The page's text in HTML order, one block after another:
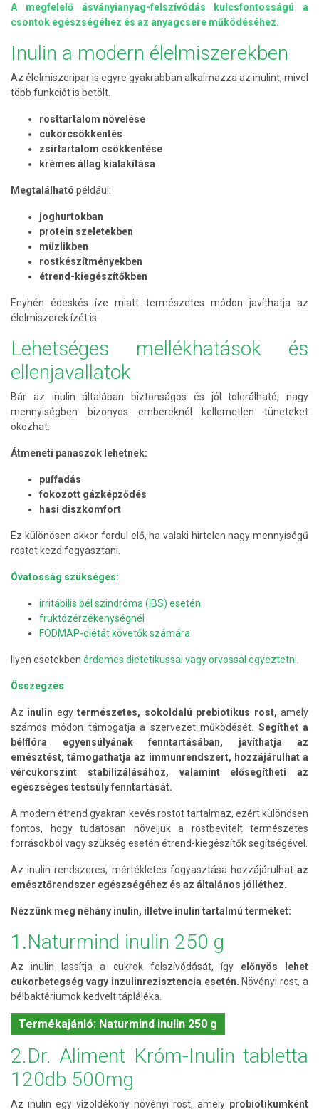
A megfelelő ásványianyag-felszívódás kulcsfontosságú a
csontok egészségéhez és az anyagcsere működéséhez.
Inulin a modern élelmiszerekben
Az élelmiszeripar is egyre gyakrabban alkalmazza az inulint, mivel
több funkciót is betölt.
rosttartalom növelése
cukorcsökkentés
zsírtartalom csökkentése
krémes állag kialakítása
Megtalálható például:
joghurtokban
protein szeletekben
müzlikben
rostkészítményekben
étrend-kiegészítőkben
Enyhén édeskés íze miatt természetes módon javíthatja az
élelmiszerek ízét is.
Lehetséges mellékhatások és
ellenjavallatok
Bár az inulin általában biztonságos és jól tolerálható, nagy
mennyiségben bizonyos embereknél kellemetlen tüneteket
okozhat.
Átmeneti panaszok lehetnek:
puffadás
fokozott gázképződés
hasi diszkomfort
Ez különösen akkor fordul elő, ha valaki hirtelen nagy mennyiségű
rostot kezd fogyasztani.
Óvatosság szükséges:
irritábilis bél szindróma (IBS) esetén
fruktózérzékenységnél
FODMAP-diétát követők számára
Ilyen esetekben érdemes dietetikussal vagy orvossal egyeztetni.
Összegzés
Az inulin egytermészetes, sokoldalú prebiotikus rost, amely
számos módon támogatja a szervezet működését. Segíthet a
bélflóra egyensúlyának fenntartásában, javíthatja az
emésztést, támogathatja az immunrendszert, hozzájárulhat a
vércukorszint stabilizálásához, valamint elősegítheti az
egészséges testsúly fenntartását.
A modern étrend gyakran kevés rostot tartalmaz, ezért különösen
fontos, hogy tudatosan növeljük a rostbevitelt természetes
forrásokból vagy szükség esetén étrend-kiegészítők segítségével.
Az inulin rendszeres, mértékletes fogyasztása hozzájárulhat az
emésztőrendszer egészségéhez és az általános jólléthez.
Nézzünk meg néhány inulin, illetve inulin tartalmú terméket:
1.Naturmind inulin 250 g
Az inulin lassítja a cukrok felszívódását, így előnyös lehet
cukorbetegség vagy inzulinrezisztencia esetén. Növényi rost, a
bélbaktériumok kedvelt tápláléka.
Termékajánló: Naturmind inulin 250 g
2.Dr. Aliment Króm-Inulin tabletta
120db 500mg
Az inulin egy vízoldékony növényi rost, amely probiotikumként